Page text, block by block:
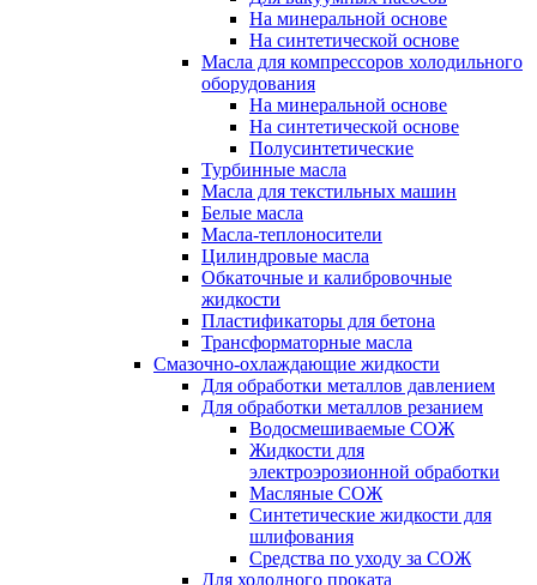
На минеральной основе
На синтетической основе
Масла для компрессоров холодильного
оборудования
На минеральной основе
На синтетической основе
Полусинтетические
Турбинные масла
Масла для текстильных машин
Белые масла
Масла-теплоносители
Цилиндровые масла
Обкаточные и калибровочные
жидкости
Пластификаторы для бетона
Трансформаторные масла
Смазочно-охлаждающие жидкости
Для обработки металлов давлением
Для обработки металлов резанием
Водосмешиваемые СОЖ
Жидкости для
электроэрозионной обработки
Масляные СОЖ
Синтетические жидкости для
шлифования
Средства по уходу за СОЖ
Для холодного проката